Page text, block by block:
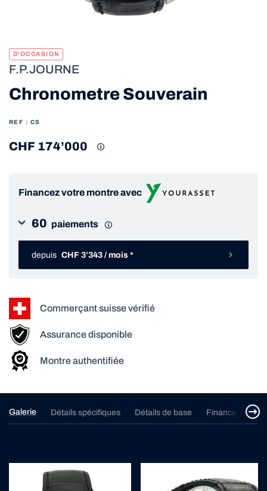
F.P.JOURNE
D'OCCASION
Chronometre Souverain
REF : CS
CHF 174’000
Financez votre montre avec
60 paiements
depuis CHF 3’343 / mois *
Commerçant suisse vérifié
Assurance disponible
Montre authentifiée
Galerie Détails spécifiques Détails de base Financement